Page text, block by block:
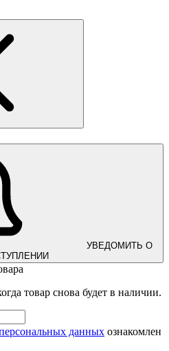
УВЕДОМИТЬ О
товар снова будет в наличии.
данных ознакомлен